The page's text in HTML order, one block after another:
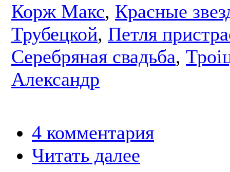
Корж Макс, Красные
Трубецкой, Петля
Серебряная свадьба,
Александр
4 комментария
Читать далее